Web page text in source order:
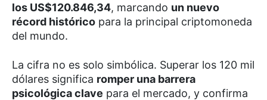
los US$120.846,34, marcando un nuevo
récord histórico para la principal criptomoneda
del mundo.
La cifra no es solo simbólica. Superar los 120 mil
dólares significa romper una barrera
psicológica clave para el mercado, y confirma